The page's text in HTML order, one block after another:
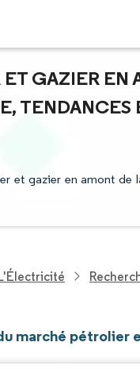
GAZIER EN
TENDANCES
et gazier en amont de
marché pétrolier